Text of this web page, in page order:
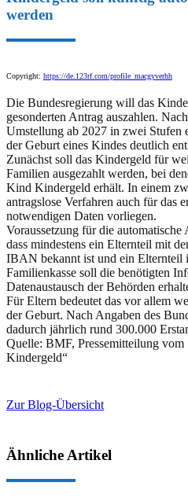
werden
Copyright: https://de.123rf.com/profile_macgyverhh
Die Bundesregierung will das
gesonderten Antrag auszahlen.
Umstellung ab 2027 in zwei Stufen
der Geburt eines Kindes deutlich
Zunächst soll das Kindergeld für
Familien ausgezahlt werden, bei
Kind Kindergeld erhält. In einem
antragslose Verfahren auch für das
notwendigen Daten vorliegen.
Voraussetzung für die automatische
dass mindestens ein Elternteil mit
IBAN bekannt ist und ein Elternteil
Familienkasse soll die benötigten
Datenaustausch der Behörden
Für Eltern bedeutet das vor allem
der Geburt. Nach Angaben des
dadurch jährlich rund 300.000
Quelle: BMF, Pressemitteilung vom
Kindergeld“
Zur Blog-Übersicht
Ähnliche Artikel